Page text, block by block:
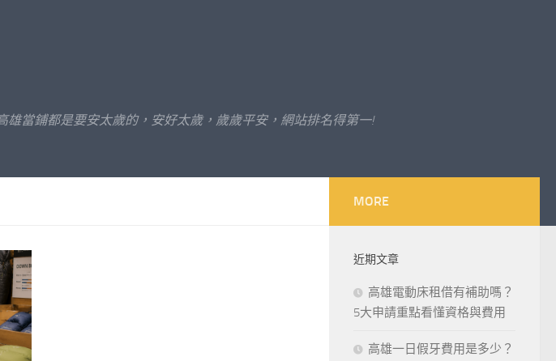
當鋪都是要安太歲的，安好太歲，歲歲平安，網站排名得第一!
MORE
近期文章
高雄電動床租借有補助嗎？
5大申請重點看懂資格與費用
高雄一日假牙費用是多少？